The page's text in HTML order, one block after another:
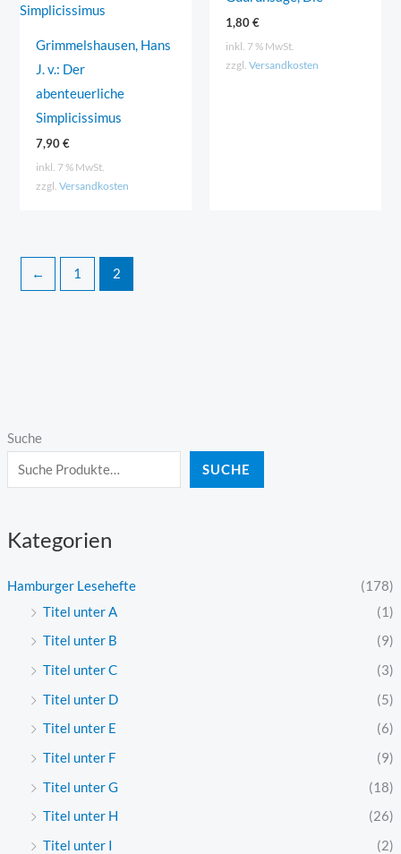
Suche
SUCHE
Kategorien
Hamburger Lesehefte
(178)
Titel unter A
(1)
Titel unter B
(9)
Titel unter C
(3)
Titel unter D
(5)
Titel unter E
(6)
Titel unter F
(9)
Titel unter G
(18)
Titel unter H
(26)
Titel unter I
(2)
Grimmelshausen, Hans
J. v.: Der
abenteuerliche
Simplicissimus
7,90€
inkl. 7 % MwSt.
zzgl. Versandkosten
1,80€
inkl. 7 % MwSt.
zzgl. Versandkosten
← 1 2